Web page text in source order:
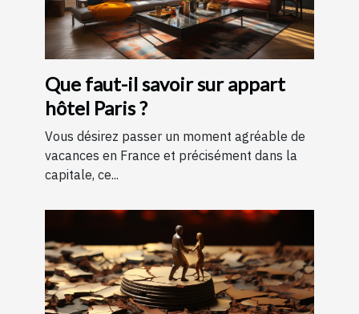
Que faut-il savoir sur appart
hôtel Paris ?
Vous désirez passer un moment agréable de
vacances en France et précisément dans la
capitale, ce...